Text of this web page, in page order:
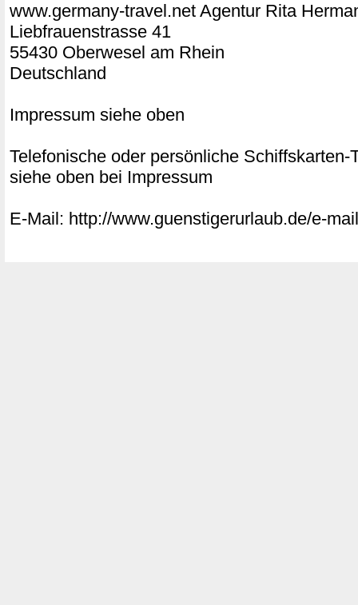
www.germany-travel.net Agentur Rita
Liebfrauenstrasse 41
55430 Oberwesel am Rhein
Deutschland
Impressum siehe oben
Telefonische oder persönliche Schiffskarten-
siehe oben bei Impressum
E-Mail: http://www.guenstigerurlaub.de/e-